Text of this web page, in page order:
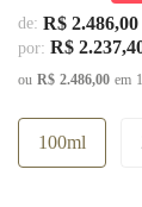
de: R$ 2.486,00
por: R$
ou R$ 2.486,00 em
100ml